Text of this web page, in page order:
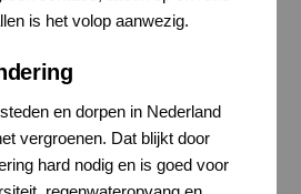
is het volop aanwezig.
en dorpen in Nederland
vergroenen. Dat blijkt door
hard nodig en is goed voor